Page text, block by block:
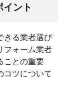
ント
きる業者選び
フォーム業者
ことの重要
コツについて